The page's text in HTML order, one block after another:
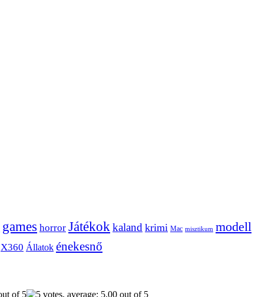
games horror Játékok kaland krimi Mac misztikum modell
X360 Állatok énekesnő